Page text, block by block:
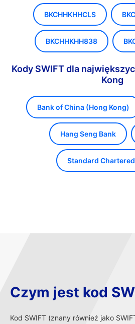
BKCHHKHHCLS
BKCHHKHH838
Kody SWIFT dla
Kong
Bank of China (Hong Kong)
Hang Seng Bank
Standard
Czym jest kod
Kod SWIFT (znany również jako